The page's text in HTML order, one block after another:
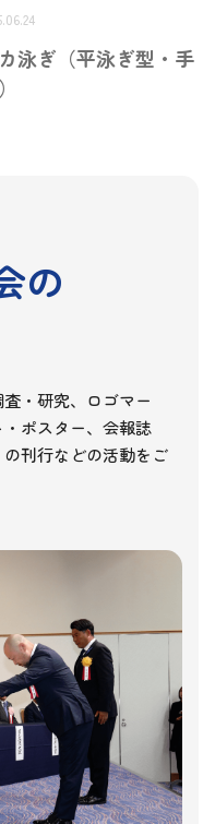
泳ぎ（平泳ぎ型・手
の
・研究、ロゴマー
ポスター、会報誌
の刊行などの活動をご